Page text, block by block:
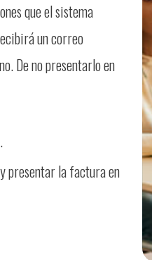
que el sistema
un correo
De no presentarlo en
presentar la factura en